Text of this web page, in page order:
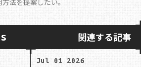
関連する記事
Jul 01 2026